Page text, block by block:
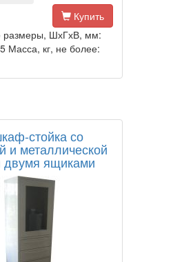
Купить
размеры, ШхГхВ, мм:
Масса, кг, не более:
стойка со
и металлической
двумя ящиками